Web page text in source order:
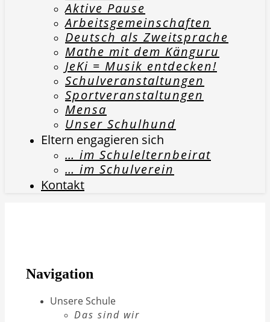
Aktive Pause
Arbeitsgemeinschaften
Deutsch als Zweitsprache
Mathe mit dem Känguru
JeKi = Musik entdecken!
Schulveranstaltungen
Sportveranstaltungen
Mensa
Unser Schulhund
Eltern engagieren sich
… im Schulelternbeirat
… im Schulverein
Kontakt
Navigation
Unsere Schule
Das sind wir